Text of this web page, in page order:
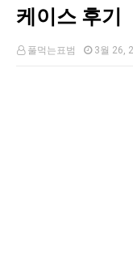
케이스 후기
풀먹는표범 3월 26,